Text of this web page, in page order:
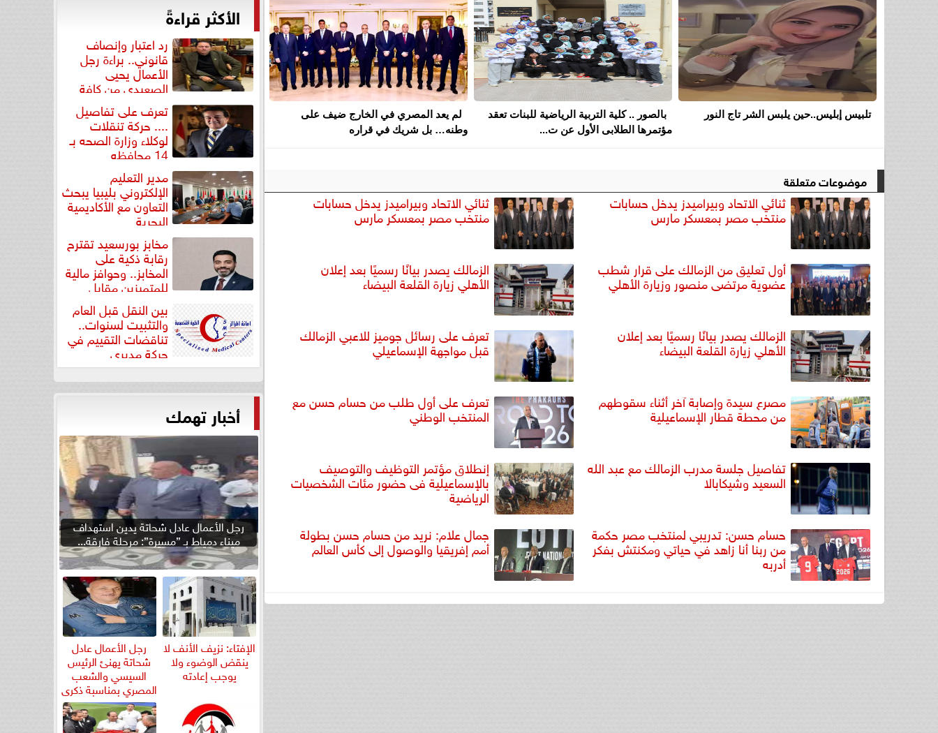
تلبيس إبليس..حين يلبس الشر تاج النور
بالصور .. كلية التربية الرياضية للبنات تعقد
مؤتمرها الطلابى الأول عن ت...
لم يعد المصري في الخارج ضيف على
وطنه… بل شريك في قراره
موضوعات متعلقة
ثنائي الاتحاد وبيراميدز يدخل حسابات
منتخب مصر بمعسكر مارس
ثنائي الاتحاد وبيراميدز يدخل حسابات
منتخب مصر بمعسكر مارس
أول تعليق من الزمالك على قرار شطب
عضوية مرتضى منصور وزيارة الأهلي
الزمالك يصدر بيانًا رسميًا بعد إعلان
الأهلي زيارة القلعة البيضاء
الزمالك يصدر بيانًا رسميًا بعد إعلان
الأهلي زيارة القلعة البيضاء
تعرف على رسائل جوميز للاعبي الزمالك
قبل مواجهة الإسماعيلي
مصرع سيدة وإصابة آخر أثناء سقوطهم
من محطة قطار الإسماعيلية
تعرف على أول طلب من حسام حسن مع
المنتخب الوطني
تفاصيل جلسة مدرب الزمالك مع عبد الله
السعيد وشيكابالا
إنطلاق مؤتمر التوظيف والتوصيف
بالإسماعيلية فى حضور مئات الشخصيات
الرياضية
حسام حسن: تدريبي لمنتخب مصر حكمة
من ربنا أنا زاهد في حياتي ومكنتش بفكر
أدربه
جمال علام: نريد من حسام حسن بطولة
أمم إفريقيا والوصول إلى كأس العالم
الأكثر قراءةً
رد اعتبار وإنصاف
قانوني.. براءة رجل
الأعمال يحيى
الصعيدي من كافة
التهم... تعرف على تفاصيل
.... حركة تنقلات
لوكلاء وزارة الصحه بـ
14 محافظه
مدير التعليم
الإلكتروني بليبيا يبحث
التعاون مع الأكاديمية
البحرية
مخابز بورسعيد تقترح
رقابة ذكية على
المخابز.. وحوافز مالية
للمتميزين مقابل
بين النقل قبل العام
والتثبيت لسنوات..
تناقضات التقييم في
حركة مديري
”مستشفيات...
أخبار تهمك
رجل الأعمال عادل شحاتة يدين استهداف
ميناء دمياط بـ ”مسيرة”: مرحلة فارقة...
الإفتاء: نزيف الأنف لا
ينقض الوضوء ولا
يوجب إعادته
رجل الأعمال عادل
شحاتة يهنئ الرئيس
السيسي والشعب
المصري بمناسبة ذكرى
ثورة...